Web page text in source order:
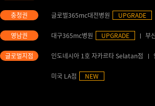
글로벌365mc대전병원 UPGRADE
대구365mc병원 UPGRADE 부
인도네시아 1호 자카르타 Selatan점
미국 LA점 NEW